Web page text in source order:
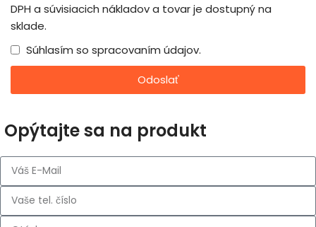
SOLÁRNE
DPH a súvisiacich nákladov a tovar je dostupný na
sklade.
Súhlasím so spracovaním údajov.
Odoslať
Opýtajte sa na produkt